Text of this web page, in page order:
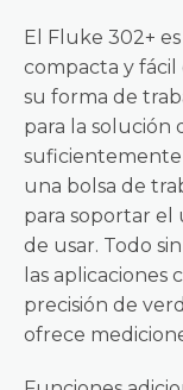
El Fluke 302+
compacta y fácil
su forma de
para la solución
una bolsa de
para soportar el
de usar. Todo
las aplicaciones
precisión de
ofrece